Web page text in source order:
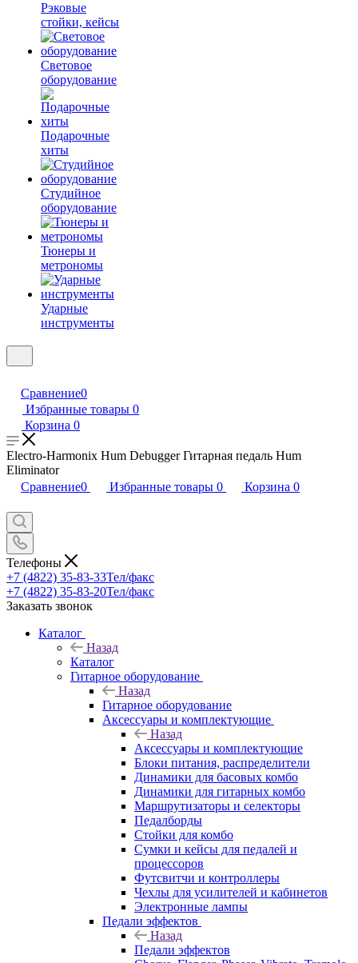
Рэковые
стойки, кейсы
Световое
оборудование
Подарочные
хиты
Студийное
оборудование
Тюнеры и
метрономы
Ударные
инструменты
Сравнение0
Избранные товары 0
Корзина 0
Electro-Harmonix Hum Debugger Гитарная педаль Hum
Eliminator
Сравнение0 Избранные товары 0 Корзина 0
Телефоны
+7 (4822) 35-83-33Тел/факс
+7 (4822) 35-83-20Тел/факс
Заказать звонок
Каталог
Назад
Каталог
Гитарное оборудование
Назад
Гитарное оборудование
Аксессуары и комплектующие
Назад
Аксессуары и комплектующие
Блоки питания, распределители
Динамики для басовых комбо
Динамики для гитарных комбо
Маршрутизаторы и селекторы
Педалборды
Стойки для комбо
Сумки и кейсы для педалей и
процессоров
Футсвитчи и контроллеры
Чехлы для усилителей и кабинетов
Электронные лампы
Педали эффектов
Назад
Педали эффектов